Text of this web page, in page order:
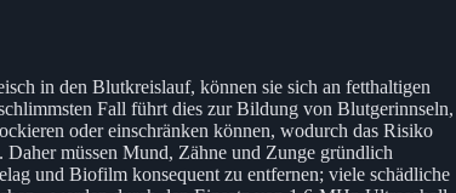
in den Blutkreislauf, können sie sich an fetthaltigen
Fall führt dies zur Bildung von Blutgerinnseln,
oder einschränken können, wodurch das Risiko
müssen Mund, Zähne und Zunge gründlich
und Biofilm konsequent zu entfernen; viele schädliche